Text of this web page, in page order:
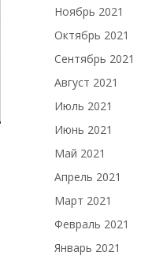
Ноябрь 2021
Октябрь 2021
Сентябрь 2021
Август 2021
Июль 2021
Июнь 2021
Май 2021
Апрель 2021
Март 2021
Февраль 2021
Январь 2021